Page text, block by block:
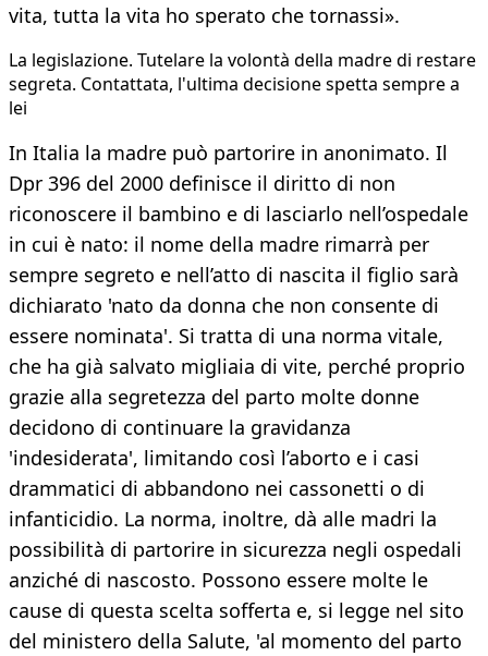
vita, tutta la vita ho sperato che tornassi».
La legislazione. Tutelare la volontà della madre di restare
segreta. Contattata, l'ultima decisione spetta sempre a
lei
In Italia la madre può partorire in anonimato. Il
Dpr 396 del 2000 definisce il diritto di non
riconoscere il bambino e di lasciarlo nell’ospedale
in cui è nato: il nome della madre rimarrà per
sempre segreto e nell’atto di nascita il figlio sarà
dichiarato 'nato da donna che non consente di
essere nominata'. Si tratta di una norma vitale,
che ha già salvato migliaia di vite, perché proprio
grazie alla segretezza del parto molte donne
decidono di continuare la gravidanza
'indesiderata', limitando così l’aborto e i casi
drammatici di abbandono nei cassonetti o di
infanticidio. La norma, inoltre, dà alle madri la
possibilità di partorire in sicurezza negli ospedali
anziché di nascosto. Possono essere molte le
cause di questa scelta sofferta e, si legge nel sito
del ministero della Salute, 'al momento del parto